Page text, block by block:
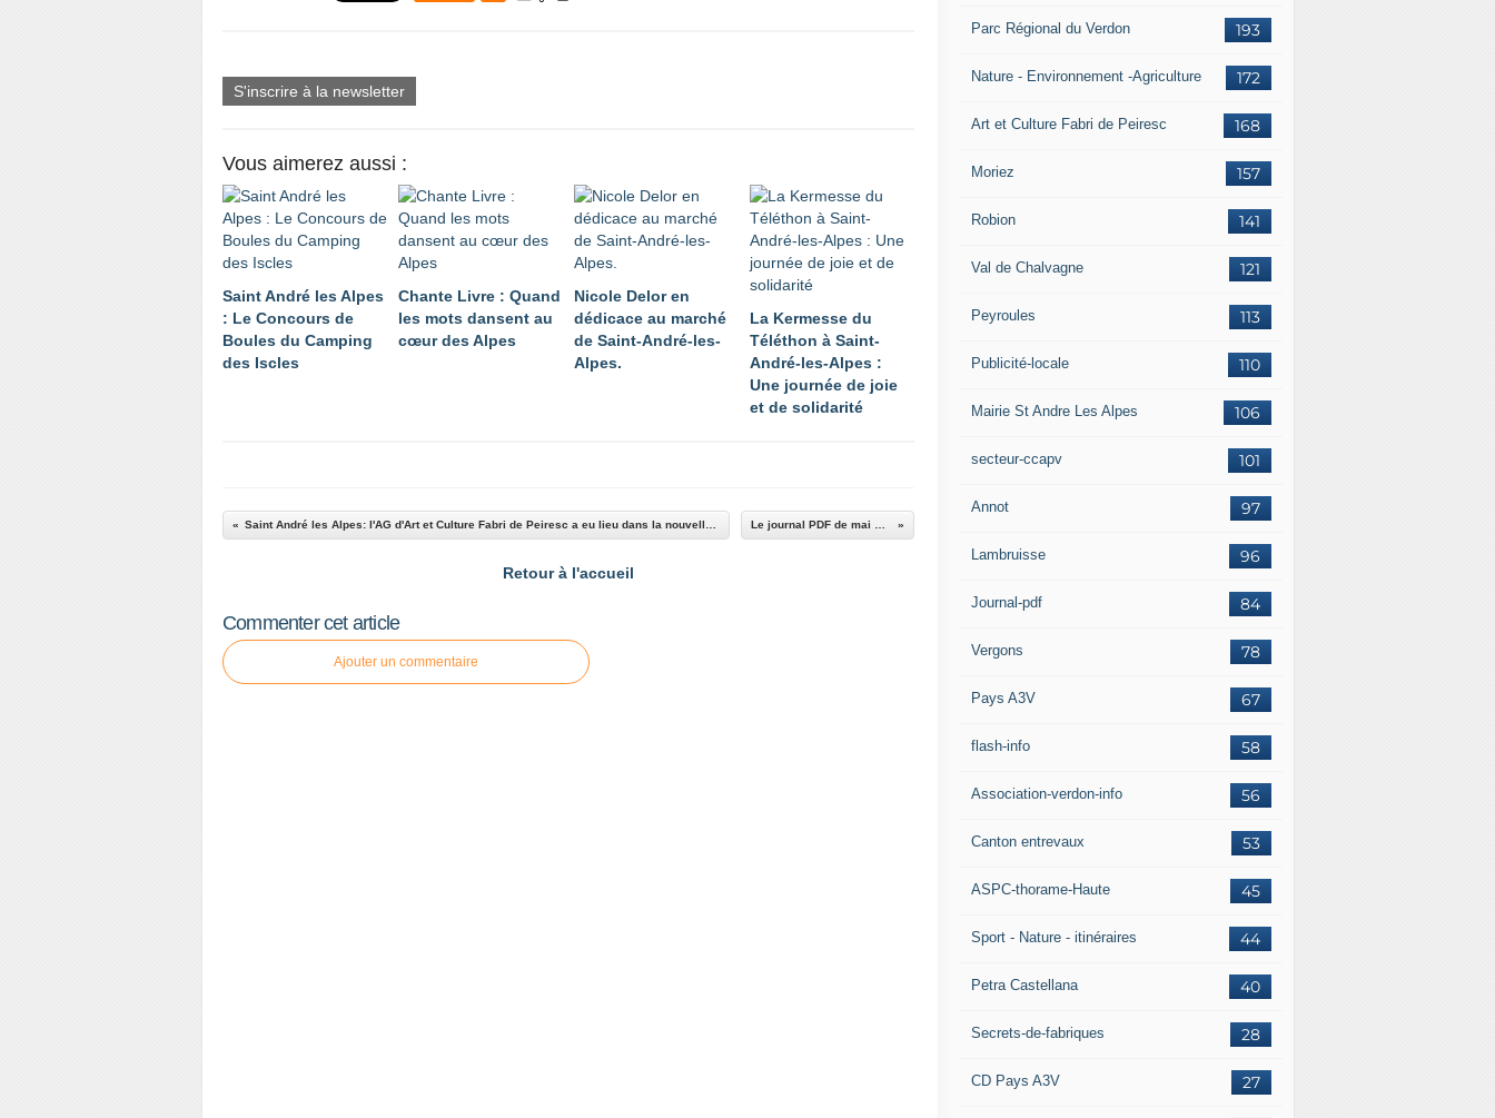
S'inscrire à la newsletter
Vous aimerez aussi :
Saint André les Alpes
: Le Concours de
Boules du Camping
des Iscles
Chante Livre : Quand
les mots dansent au
cœur des Alpes
Nicole Delor en
dédicace au marché
de Saint-André-les-
Alpes.
La Kermesse du
Téléthon à Saint-
André-les-Alpes :
Une journée de joie
et de solidarité
Retour à l'accueil
Commenter cet article
Ajouter un commentaire
193
Parc Régional du Verdon
172
Nature - Environnement -Agriculture
168
Art et Culture Fabri de Peiresc
157
Moriez
141
Robion
121
Val de Chalvagne
113
Peyroules
110
Publicité-locale
106
Mairie St Andre Les Alpes
101
secteur-ccapv
97
Annot
96
Lambruisse
84
Journal-pdf
78
Vergons
67
Pays A3V
58
flash-info
56
Association-verdon-info
53
Canton entrevaux
45
ASPC-thorame-Haute
44
Sport - Nature - itinéraires
40
Petra Castellana
28
Secrets-de-fabriques
27
CD Pays A3V